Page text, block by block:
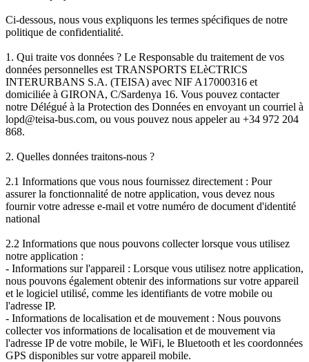
Ci-dessous, nous vous expliquons les termes spécifiques de notre
politique de confidentialité.
1. Qui traite vos données ? Le Responsable du traitement de vos
données personnelles est TRANSPORTS ELèCTRICS
INTERURBANS S.A. (TEISA) avec NIF A17000316 et
domiciliée à GIRONA, C/Sardenya 16. Vous pouvez contacter
notre Délégué à la Protection des Données en envoyant un courriel à
lopd@teisa-bus.com, ou vous pouvez nous appeler au +34 972 204
868.
2. Quelles données traitons-nous ?
2.1 Informations que vous nous fournissez directement : Pour
assurer la fonctionnalité de notre application, vous devez nous
fournir votre adresse e-mail et votre numéro de document d'identité
national
2.2 Informations que nous pouvons collecter lorsque vous utilisez
notre application :
- Informations sur l'appareil : Lorsque vous utilisez notre application,
nous pouvons également obtenir des informations sur votre appareil
et le logiciel utilisé, comme les identifiants de votre mobile ou
l'adresse IP.
- Informations de localisation et de mouvement : Nous pouvons
collecter vos informations de localisation et de mouvement via
l'adresse IP de votre mobile, le WiFi, le Bluetooth et les coordonnées
GPS disponibles sur votre appareil mobile.